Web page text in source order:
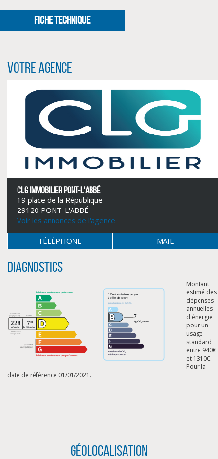
CLIQUER ICI POUR AGRANDIR
CLIQUER ICI POUR AGRANDIR
FICHE TECHNIQUE
Votre agence
CLG IMMOBILIER PONT-L'ABBÉ
19 place de la République
29120 PONT-L'ABBÉ
Voir les annonces de l'agence
TÉLÉPHONE MAIL
Diagnostics
Montant
estimé des
dépenses
annuelles
d'énergie
pour un
usage
standard
entre 940€
et 1310€.
Pour la
date de référence 01/01/2021.
Géolocalisation